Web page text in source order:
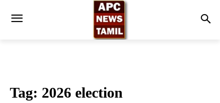
Tag: 2026 election